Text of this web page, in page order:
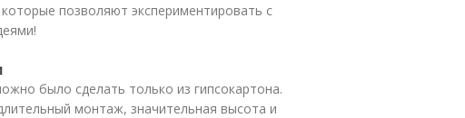
позволяют экспериментировать с
было сделать только из гипсокартона.
монтаж, значительная высота и